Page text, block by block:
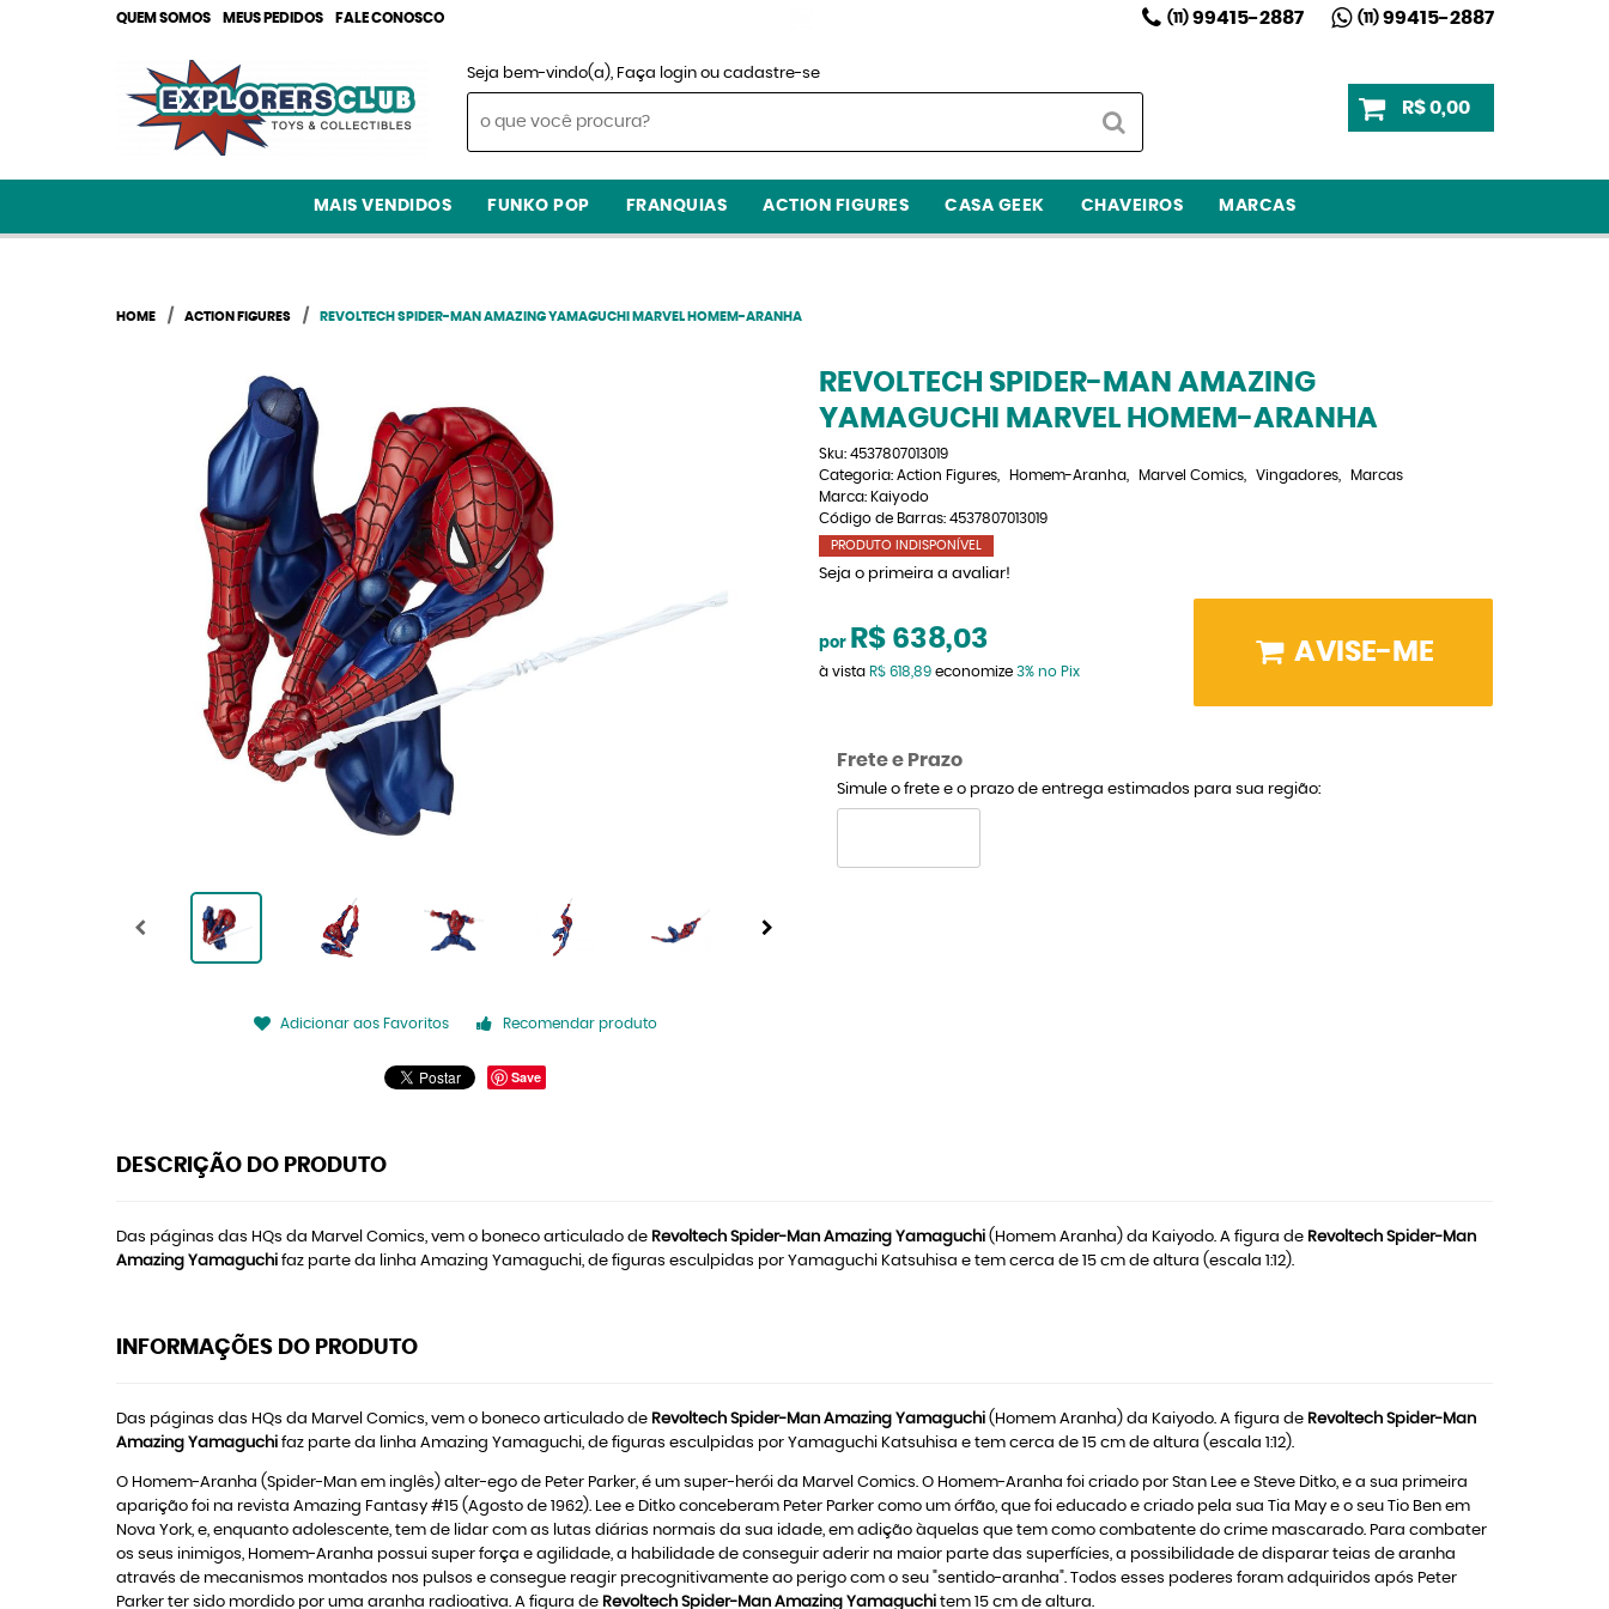
QUEM SOMOS MEUS PEDIDOS FALE CONOSCO (11)99415-2887 (11)99415-2887
Seja bem-vindo(a), Faça login ou cadastre-se
R$ 0,00
MAIS VENDIDOS FUNKO POP FRANQUIAS ACTION FIGURES CASA GEEK CHAVEIROS MARCAS
HOME ACTION FIGURES REVOLTECH SPIDER-MAN AMAZING YAMAGUCHI MARVEL HOMEM-ARANHA
Adicionar aos Favoritos Recomendar produto
Save
REVOLTECH SPIDER-MAN AMAZING
YAMAGUCHI MARVEL HOMEM-ARANHA
Sku: 4537807013019
Categoria: Action Figures Homem-Aranha Marvel Comics Vingadores
Marcas
Marca: Kaiyodo
Código de Barras: 4537807013019
PRODUTO INDISPONÍVEL
Seja o primeira a avaliar!
por R$ 638,03
à vista R$ 618,89economize 3% no Pix
AVISE-ME
Frete e Prazo
Simule o frete e o prazo de entrega estimados para sua região:
DESCRIÇÃO DO PRODUTO
Das páginas das HQs da Marvel Comics, vem o boneco articulado de Revoltech Spider-Man Amazing Yamaguchi (Homem Aranha) da Kaiyodo. A figura de Revoltech Spider-Man
Amazing Yamaguchi faz parte da linha Amazing Yamaguchi, de figuras esculpidas por Yamaguchi Katsuhisa e tem cerca de 15 cm de altura (escala 1:12).
INFORMAÇÕES DO PRODUTO
Das páginas das HQs da Marvel Comics, vem o boneco articulado de Revoltech Spider-Man Amazing Yamaguchi (Homem Aranha) da Kaiyodo. A figura de Revoltech Spider-Man
Amazing Yamaguchi faz parte da linha Amazing Yamaguchi, de figuras esculpidas por Yamaguchi Katsuhisa e tem cerca de 15 cm de altura (escala 1:12).
O Homem-Aranha (Spider-Man em inglês) alter-ego de Peter Parker, é um super-herói da Marvel Comics. O Homem-Aranha foi criado por Stan Lee e Steve Ditko, e a sua primeira
aparição foi na revista Amazing Fantasy #15 (Agosto de 1962). Lee e Ditko conceberam Peter Parker como um órfão, que foi educado e criado pela sua Tia May e o seu Tio Ben em
Nova York, e, enquanto adolescente, tem de lidar com as lutas diárias normais da sua idade, em adição àquelas que tem como combatente do crime mascarado. Para combater
os seus inimigos, Homem-Aranha possui super força e agilidade, a habilidade de conseguir aderir na maior parte das superfícies, a possibilidade de disparar teias de aranha
através de mecanismos montados nos pulsos e consegue reagir precognitivamente ao perigo com o seu "sentido-aranha". Todos esses poderes foram adquiridos após Peter
Parker ter sido mordido por uma aranha radioativa. A figura de Revoltech Spider-Man Amazing Yamaguchi tem 15 cm de altura.